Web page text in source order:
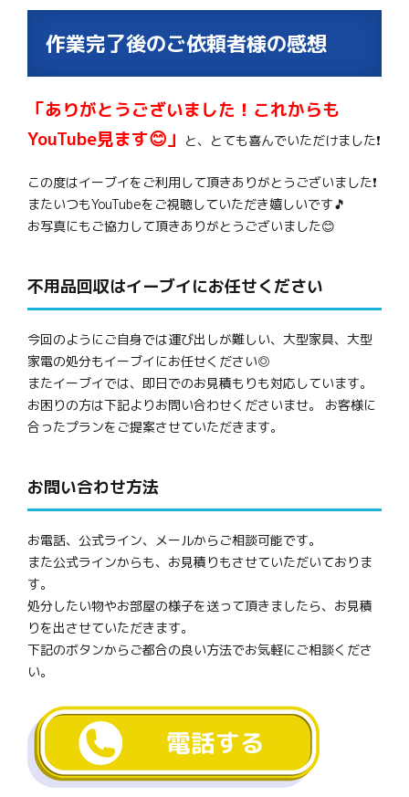
作業完了後のご依頼者様の感想
「ありがとうございました！これからも
YouTube見ます😊」
と、とても喜んでいただけました❗
この度はイーブイをご利用して頂きありがとうございました❗
またいつもYouTubeをご視聴していただき嬉しいです🎵
お写真にもご協力して頂きありがとうございました😊
不用品回収はイーブイにお任せください
今回のようにご自身では運び出しが難しい、大型家具、大型
家電の処分もイーブイにお任せください◎
またイーブイでは、即日でのお見積もりも対応しています。
お困りの方は下記よりお問い合わせくださいませ。 お客様に
合ったプランをご提案させていただきます。
お問い合わせ方法
お電話、公式ライン、メールからご相談可能です。
また公式ラインからも、お見積りもさせていただいておりま
す。
処分したい物やお部屋の様子を送って頂きましたら、お見積
りを出させていただきます。
下記のボタンからご都合の良い方法でお気軽にご相談くださ
い。